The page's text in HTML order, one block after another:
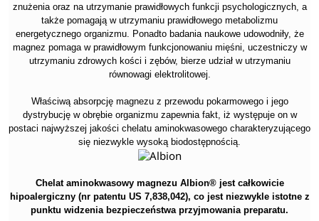
znużenia oraz na utrzymanie prawidłowych funkcji psychologicznych, a
także pomagają w utrzymaniu prawidłowego metabolizmu
energetycznego organizmu. Ponadto badania naukowe udowodniły, że
magnez pomaga w prawidłowym funkcjonowaniu mięśni, uczestniczy w
utrzymaniu zdrowych kości i zębów, bierze udział w utrzymaniu
równowagi elektrolitowej.
Właściwą absorpcję magnezu z przewodu pokarmowego i jego
dystrybucję w obrębie organizmu zapewnia fakt, iż występuje on w
postaci najwyższej jakości chelatu aminokwasowego charakteryzującego
się niezwykle wysoką biodostępnością.
Chelat aminokwasowy magnezu Albion® jest całkowicie
hipoalergiczny (nr patentu US 7,838,042), co jest niezwykle istotne z
punktu widzenia bezpieczeństwa przyjmowania preparatu.